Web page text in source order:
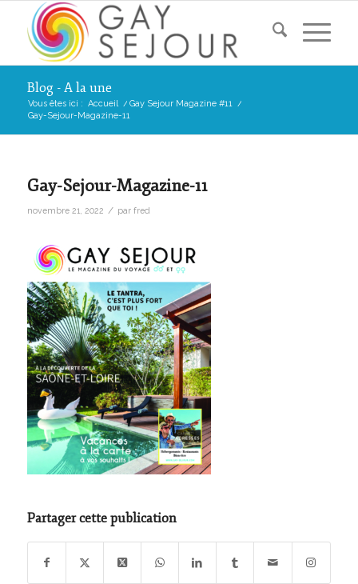
Blog - A la une
Vous êtes ici : Accueil / Gay Sejour Magazine #11 /
Gay-Sejour-Magazine-11
Gay-Sejour-Magazine-11
novembre 21, 2022 / par fred
Partager cette publication